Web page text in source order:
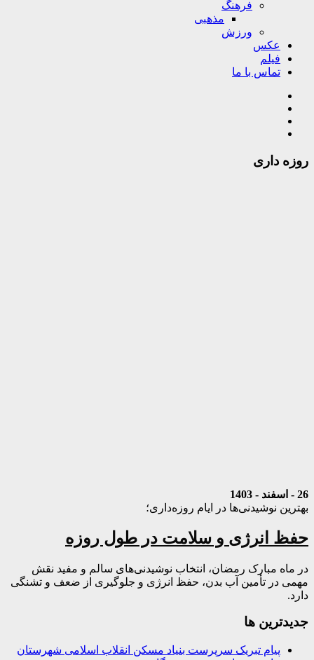
فرهنگ
مذهبی
ورزش
عکس
فیلم
تماس با ما
روزه داری
26 - اسفند - 1403
بهترین نوشیدنی‌ها در ایام روزه‌داری؛
حفظ انرژی و سلامت در طول روزه
در ماه مبارک رمضان، انتخاب نوشیدنی‌های سالم و مفید نقش
مهمی در تأمین آب بدن، حفظ انرژی و جلوگیری از ضعف و تشنگی
دارد.
جديدترين ها
پیام تبریک سرپرست بنیاد مسکن انقلاب اسلامی شهرستان